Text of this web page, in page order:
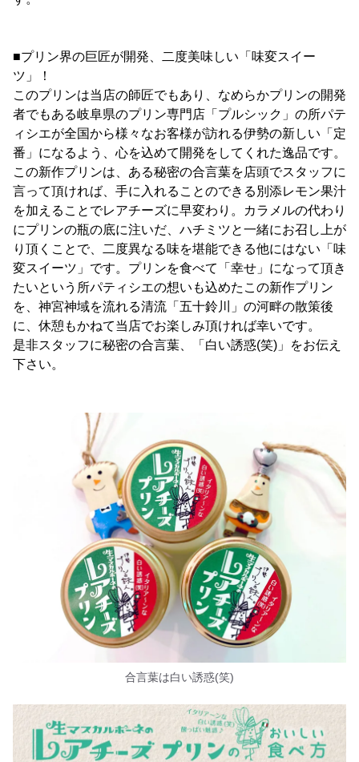
■プリン界の巨匠が開発、二度美味しい「味変スイー
ツ」！
このプリンは当店の師匠でもあり、なめらかプリンの開発
者でもある岐阜県のプリン専門店「プルシック」の所パテ
ィシエが全国から様々なお客様が訪れる伊勢の新しい「定
番」になるよう、心を込めて開発をしてくれた逸品です。
この新作プリンは、ある秘密の合言葉を店頭でスタッフに
言って頂ければ、手に入れることのできる別添レモン果汁
を加えることでレアチーズに早変わり。カラメルの代わり
にプリンの瓶の底に注いだ、ハチミツと一緒にお召し上が
り頂くことで、二度異なる味を堪能できる他にはない「味
変スイーツ」です。プリンを食べて「幸せ」になって頂き
たいという所パティシエの想いも込めたこの新作プリン
を、神宮神域を流れる清流「五十鈴川」の河畔の散策後
に、休憩もかねて当店でお楽しみ頂ければ幸いです。
是非スタッフに秘密の合言葉、「白い誘惑(笑)」をお伝え
下さい。
合言葉は白い誘惑(笑)